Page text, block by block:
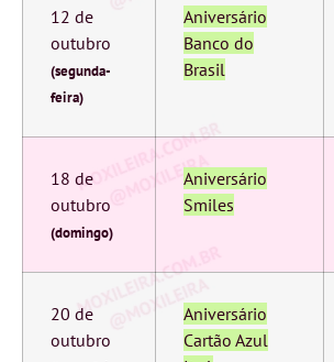
12 de
outubro
(segunda-
feira)
Aniversário
Banco do
Brasil
18 de
outubro
(domingo)
Aniversário
Smiles
20 de
outubro
Aniversário
Cartão Azul